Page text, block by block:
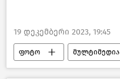
19 დეკემბერი 2023, 19:45
ფოტო მულტიმედია